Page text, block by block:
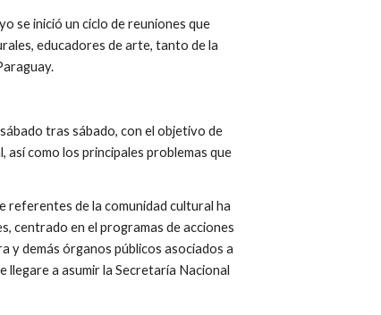
se inició un ciclo de reuniones que
educadores de arte, tanto de la
tras sábado, con el objetivo de
como los principales problemas que
referentes de la comunidad cultural ha
centrado en el programas de acciones
y demás órganos públicos asociados a
llegare a asumir la Secretaría Nacional